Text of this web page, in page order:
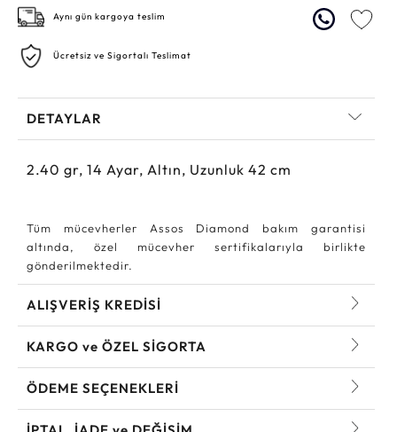
Aynı gün kargoya teslim
Ücretsiz ve Sigortalı Teslimat
DETAYLAR
2.40 gr, 14 Ayar, Altın, Uzunluk 42 cm
Tüm mücevherler Assos Diamond bakım garantisi
altında, özel mücevher sertifikalarıyla birlikte
gönderilmektedir.
ALIŞVERİŞ KREDİSİ
KARGO ve ÖZEL SİGORTA
ÖDEME SEÇENEKLERİ